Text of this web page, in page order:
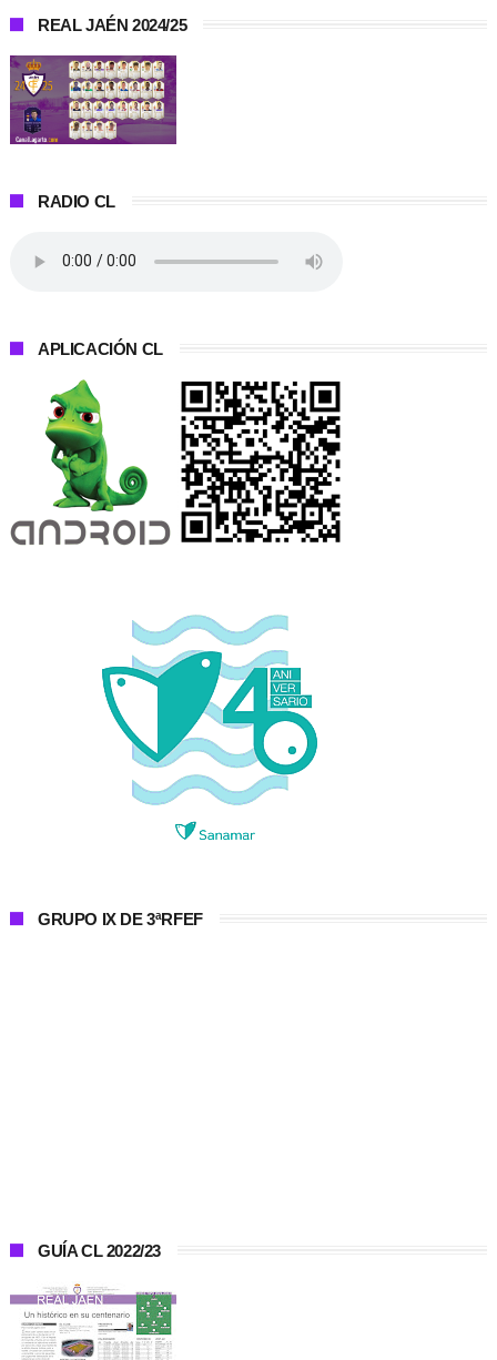
REAL JAÉN 2024/25
RADIO CL
APLICACIÓN CL
GRUPO IX DE 3ªRFEF
GUÍA CL 2022/23